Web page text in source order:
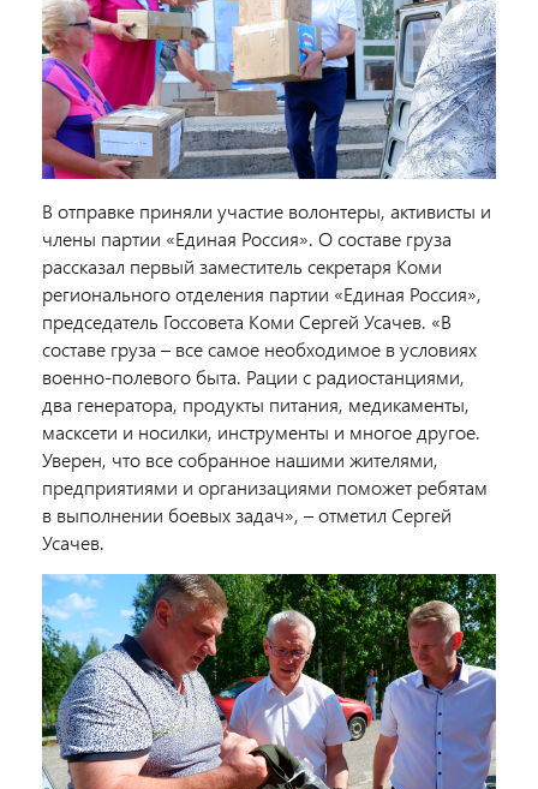
В отправке приняли участие волонтеры, активисты и
члены партии «Единая Россия». О составе груза
рассказал первый заместитель секретаря Коми
регионального отделения партии «Единая Россия»,
председатель Госсовета Коми Сергей Усачев. «В
составе груза – все самое необходимое в условиях
военно-полевого быта. Рации с радиостанциями,
два генератора, продукты питания, медикаменты,
масксети и носилки, инструменты и многое другое.
Уверен, что все собранное нашими жителями,
предприятиями и организациями поможет ребятам
в выполнении боевых задач», – отметил Сергей
Усачев.